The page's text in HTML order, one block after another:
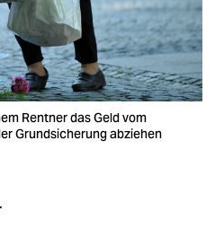
Rentner das Geld vom
Grundsicherung abziehen